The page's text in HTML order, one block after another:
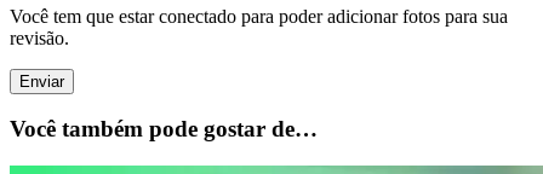
Você tem que estar conectado para poder adicionar fotos para sua
revisão.
Você também pode gostar de…